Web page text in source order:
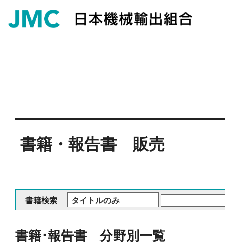
書籍・報告書 販売
書籍検索
書籍･報告書 分野別一覧